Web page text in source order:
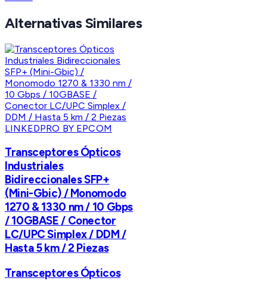
Alternativas Similares
LINKEDPRO BY EPCOM
Transceptores Ópticos
Industriales
Bidireccionales SFP+
(Mini-Gbic) / Monomodo
1270 & 1330 nm / 10 Gbps
/ 10GBASE / Conector
LC/UPC Simplex / DDM /
Hasta 5 km / 2 Piezas
Transceptores Ópticos